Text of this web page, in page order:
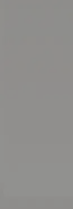
Garrafa
conservação